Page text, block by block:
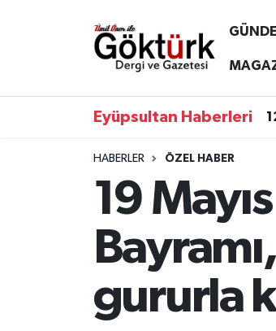
Eyüpsultan Haberleri
HABERLER ÖZEL HABER
19
gururla
Anne Çocuk
GÖKTÜRK
Eyüpsultan Hava Durumu
Tüm Manşetler
Son Dakika Haberleri